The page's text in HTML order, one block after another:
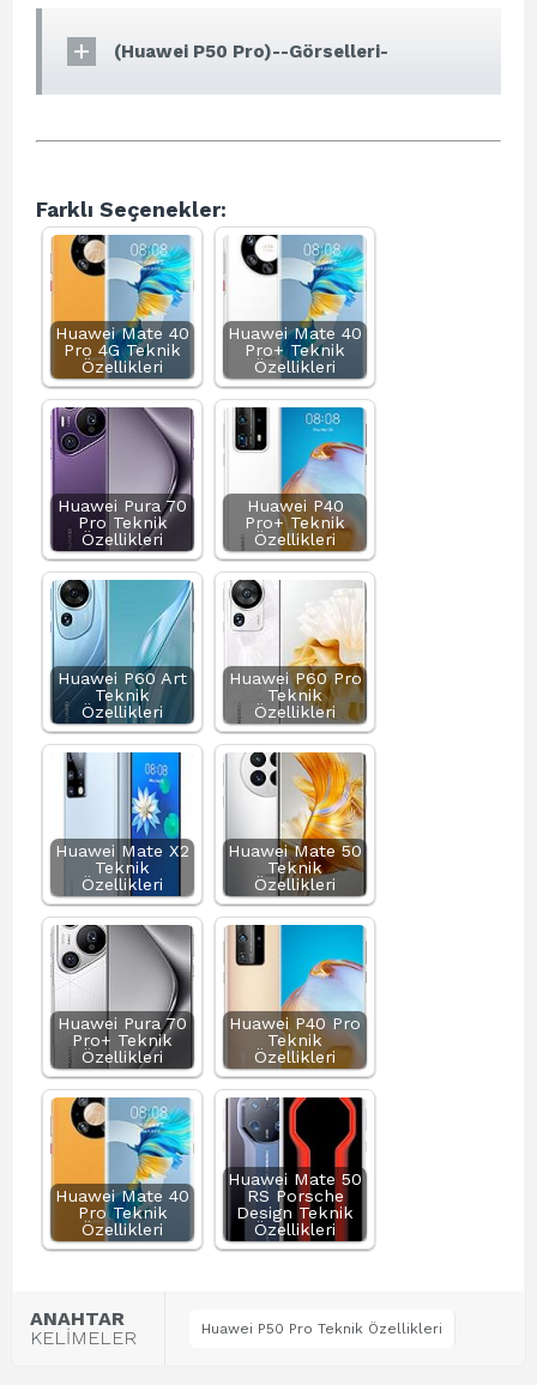
(Huawei P50 Pro)--Görselleri-
Farklı Seçenekler:
Huawei Mate 40
Pro 4G Teknik
Özellikleri
Huawei Mate 40
Pro+ Teknik
Özellikleri
Huawei Pura 70
Pro Teknik
Özellikleri
Huawei P40
Pro+ Teknik
Özellikleri
Huawei P60 Art
Teknik
Özellikleri
Huawei P60 Pro
Teknik
Özellikleri
Huawei Mate X2
Teknik
Özellikleri
Huawei Mate 50
Teknik
Özellikleri
Huawei Pura 70
Pro+ Teknik
Özellikleri
Huawei P40 Pro
Teknik
Özellikleri
Huawei Mate 40
Pro Teknik
Özellikleri
Huawei Mate 50
RS Porsche
Design Teknik
Özellikleri
ANAHTAR
KELİMELER
Huawei P50 Pro Teknik Özellikleri